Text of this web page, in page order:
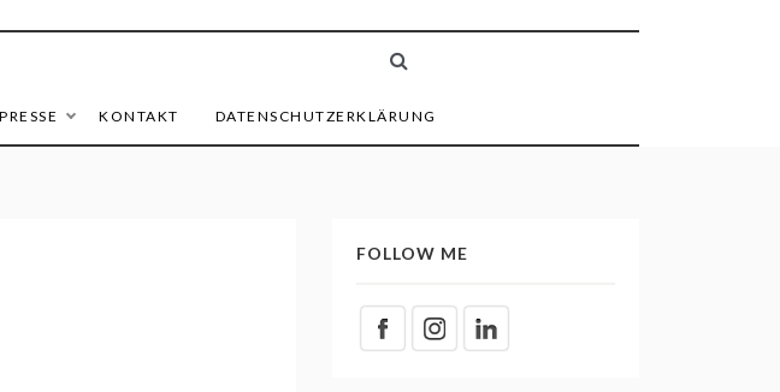
PRESSE KONTAKT DATENSCHUTZERKLÄRUNG
FOLLOW ME